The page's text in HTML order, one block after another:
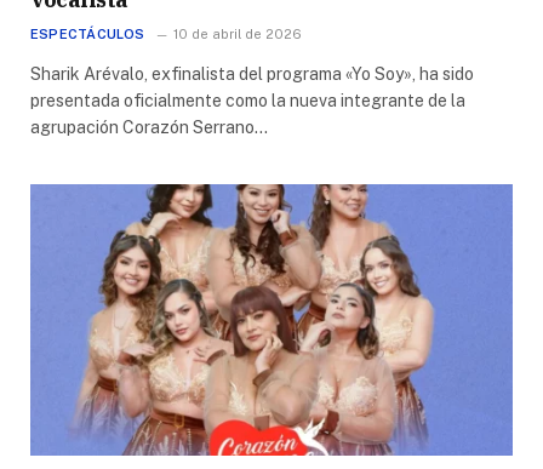
ESPECTÁCULOS 10 de abril de 2026
Sharik Arévalo, exfinalista del programa «Yo Soy», ha sido
presentada oficialmente como la nueva integrante de la
agrupación Corazón Serrano…